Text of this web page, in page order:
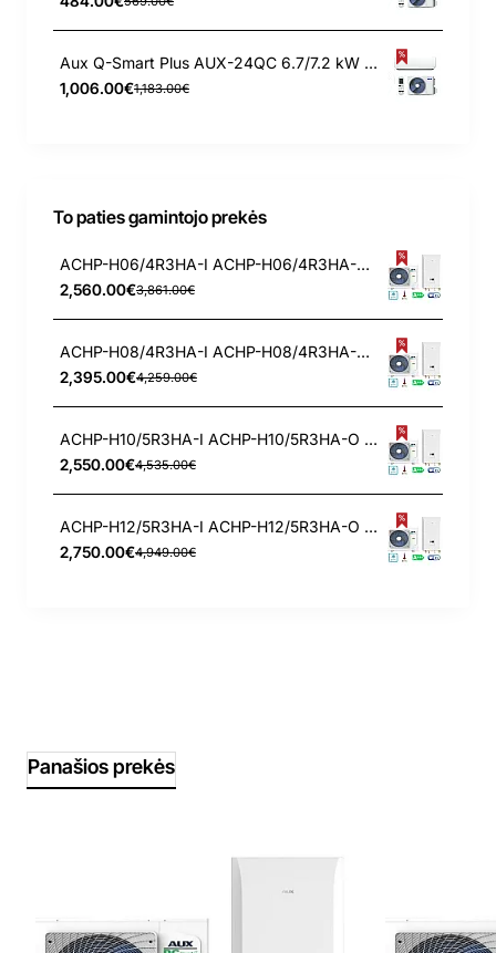
Aux Q-Smart Plus AUX-24QC 6.7/7.2 kW kondicionierius
1,006.00€1,183.00€
To paties gamintojo prekės
ACHP-H06/4R3HA-I ACHP-H06/4R3HA-O Aux 6.25/6.60 kW oras-vanduo šilumos siurblys
2,560.00€3,861.00€
ACHP-H08/4R3HA-I ACHP-H08/4R3HA-O Aux 8.3/8.4 kW oras-vanduo šilumos siurblys
2,395.00€4,259.00€
ACHP-H10/5R3HA-I ACHP-H10/5R3HA-O Aux 10.0/10.0 kW oras-vanduo šilumos siurblys
2,550.00€4,535.00€
ACHP-H12/5R3HA-I ACHP-H12/5R3HA-O Aux 12.0/12.0 kW oras-vanduo šilumos siurblys
2,750.00€4,949.00€
Panašios prekės